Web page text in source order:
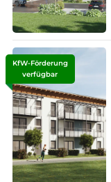
KfW-Förderung
verfügbar